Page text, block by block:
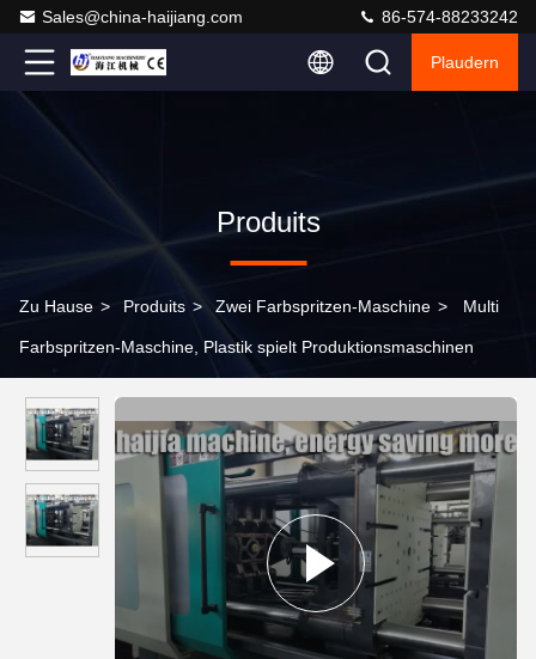
Sales@china-haijiang.com 86-574-88233242
Plaudern
Produits
Zu Hause > Produits > Zwei Farbspritzen-Maschine > Multi
Farbspritzen-Maschine, Plastik spielt Produktionsmaschinen